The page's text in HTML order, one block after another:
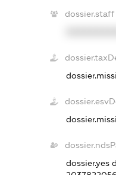
dossier.staff
dossier.yes